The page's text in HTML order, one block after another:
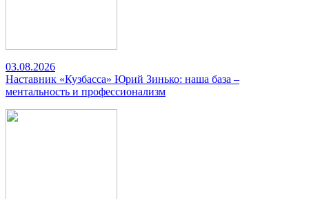
03.08.2026
Наставник «Кузбасса» Юрий Зинько: наша база –
ментальность и профессионализм